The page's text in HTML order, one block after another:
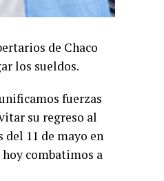
de Chaco
los sueldos.
fuerzas
su regreso al
11 de mayo en
combatimos a